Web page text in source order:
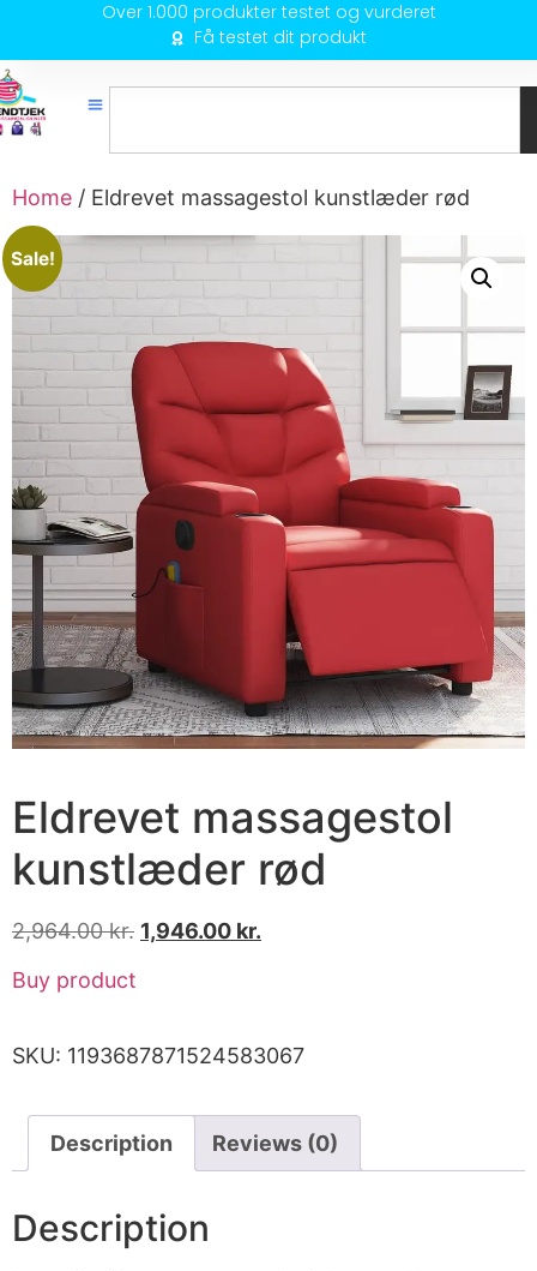
Over 1.000 produkter testet og vurderet
Få testet dit produkt
Home / Eldrevet massagestol kunstlæder rød
Sale!
Eldrevet massagestol
kunstlæder rød
2,964.00kr. 1,946.00 kr.
Buy product
SKU: 1193687871524583067
Description Reviews (0)
Description